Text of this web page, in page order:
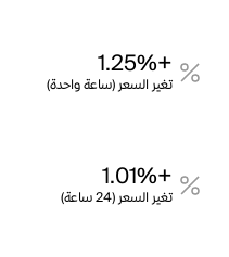
+1.25%
تغير السعر (ساعة واحدة)
+1.01%
تغير السعر (24 ساعة)